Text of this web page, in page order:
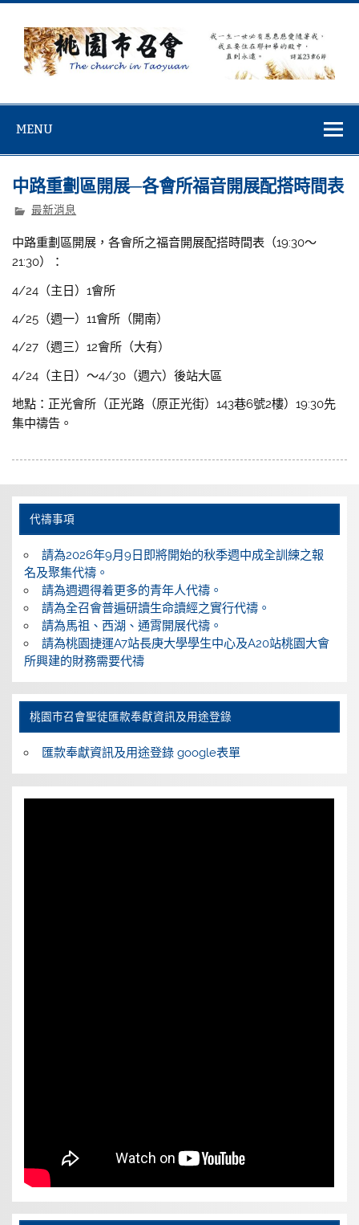
Skip
content
MENU
中路重劃區開展─各會所福音開展配搭時間表
最新消息
中路重劃區開展，各會所之福音開展配搭時間表（19:30～
21:30）：
4/24（主日）1會所
4/25（週一）11會所（開南）
4/27（週三）12會所（大有）
4/24（主日）～4/30（週六）後站大區
地點：正光會所（正光路（原正光街）143巷6號2樓）19:30先
集中禱告。
代禱事項
請為2026年9月9日即將開始的秋季週中成全訓練之報
名及聚集代禱。
請為週週得着更多的青年人代禱。
請為全召會普遍研讀生命讀經之實行代禱。
請為馬祖、西湖、通霄開展代禱。
請為桃園捷運A7站長庚大學學生中心及A20站桃園大會
所興建的財務需要代禱
桃園巿召會聖徒匯款奉獻資訊及用途登錄
匯款奉獻資訊及用途登錄 google表單